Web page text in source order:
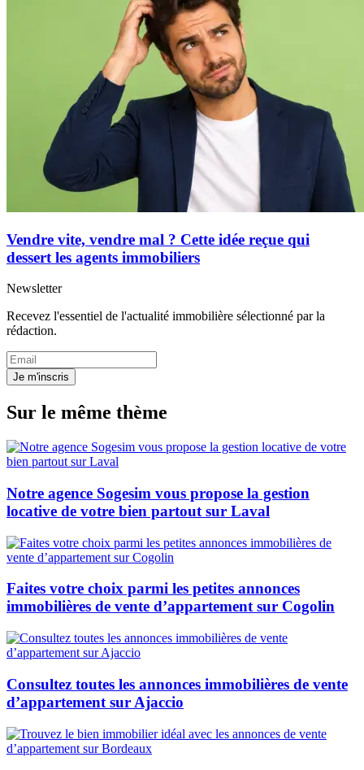
Vendre vite, vendre mal ? Cette idée reçue qui
dessert les agents immobiliers
Newsletter
Recevez l'essentiel de l'actualité immobilière sélectionné par la
rédaction.
Je m'inscris
Sur le même thème
Notre agence Sogesim vous propose la gestion
locative de votre bien partout sur Laval
Faites votre choix parmi les petites annonces
immobilières de vente d’appartement sur Cogolin
Consultez toutes les annonces immobilières de vente
d’appartement sur Ajaccio